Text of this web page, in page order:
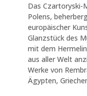
Das Czartoryski-
Polens,
europäischer
Glanzstück des
mit dem
aus aller Welt
Werke von
Ägypten,